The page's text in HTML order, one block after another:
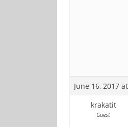
June 16, 2017
krakatit
Guest